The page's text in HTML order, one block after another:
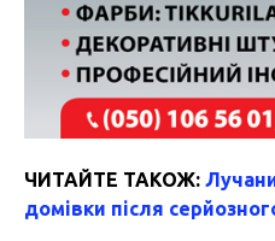
ЧИТАЙТЕ ТАКОЖ:
домівки після